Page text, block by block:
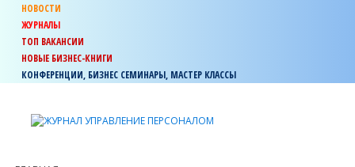
НОВОСТИ
ЖУРНАЛЫ
ТОП ВАКАНСИИ
НОВЫЕ БИЗНЕС-КНИГИ
КОНФЕРЕНЦИИ, БИЗНЕС СЕМИНАРЫ, МАСТЕР КЛАССЫ